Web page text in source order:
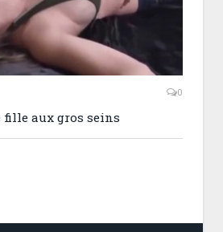
0
aux gros seins